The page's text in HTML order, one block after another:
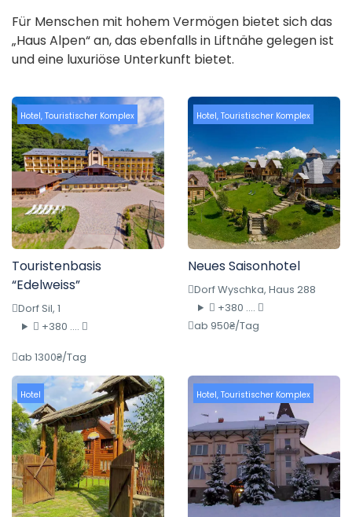
Für Menschen mit hohem Vermögen bietet sich das
„Haus Alpen“ an, das ebenfalls in Liftnähe gelegen ist
und eine luxuriöse Unterkunft bietet.
Hotel, Touristischer Komplex
Touristenbasis
“Edelweiss”
Dorf Sil, 1
+380 ....
ab 1300₴/Tag
Hotel, Touristischer Komplex
Neues Saisonhotel
Dorf Wyschka, Haus 288
+380 ....
ab 950₴/Tag
Hotel Hotel, Touristischer Komplex